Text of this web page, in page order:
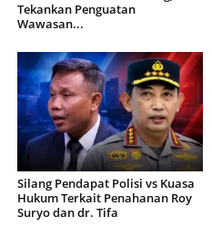
Tekankan Penguatan
Wawasan...
Silang Pendapat Polisi vs Kuasa
Hukum Terkait Penahanan Roy
Suryo dan dr. Tifa